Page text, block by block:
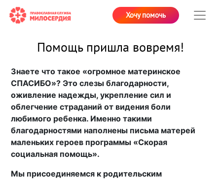
Хочу помочь
Помощь пришла вовремя!
Знаете что такое «огромное материнское
СПАСИБО»? Это слезы благодарности,
оживление надежды, укрепление сил и
облегчение страданий от видения боли
любимого ребенка. Именно такими
благодарностями наполнены письма матерей
маленьких героев программы «Скорая
социальная помощь».
Мы присоединяемся к родительским